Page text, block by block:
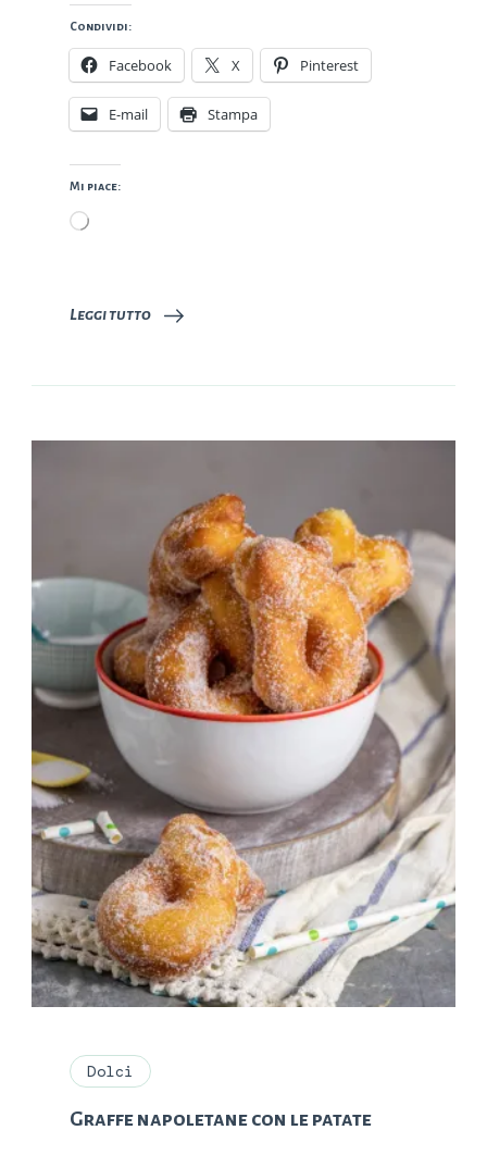
Condividi:
Facebook X Pinterest
E-mail Stampa
Mi piace:
Caricamento
Leggi tutto
Dolci
Graffe napoletane con le patate